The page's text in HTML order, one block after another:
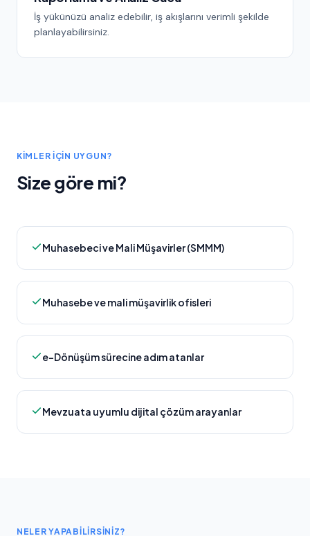
İş yükünüzü analiz edebilir, iş akışlarını verimli şekilde
planlayabilirsiniz.
KIMLER İÇIN UYGUN?
Size göre mi?
Muhasebeci ve Mali Müşavirler (SMMM)
Muhasebe ve mali müşavirlik ofisleri
e-Dönüşüm sürecine adım atanlar
Mevzuata uyumlu dijital çözüm arayanlar
NELER YAPABILIRSINIZ?